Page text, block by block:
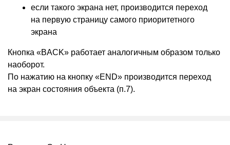
если такого экрана нет, производится переход
на первую страницу самого приоритетного
экрана
Кнопка «BACK» работает аналогичным образом только
наоборот.
По нажатию на кнопку «END» производится переход
на экран состояния объекта (п.7).